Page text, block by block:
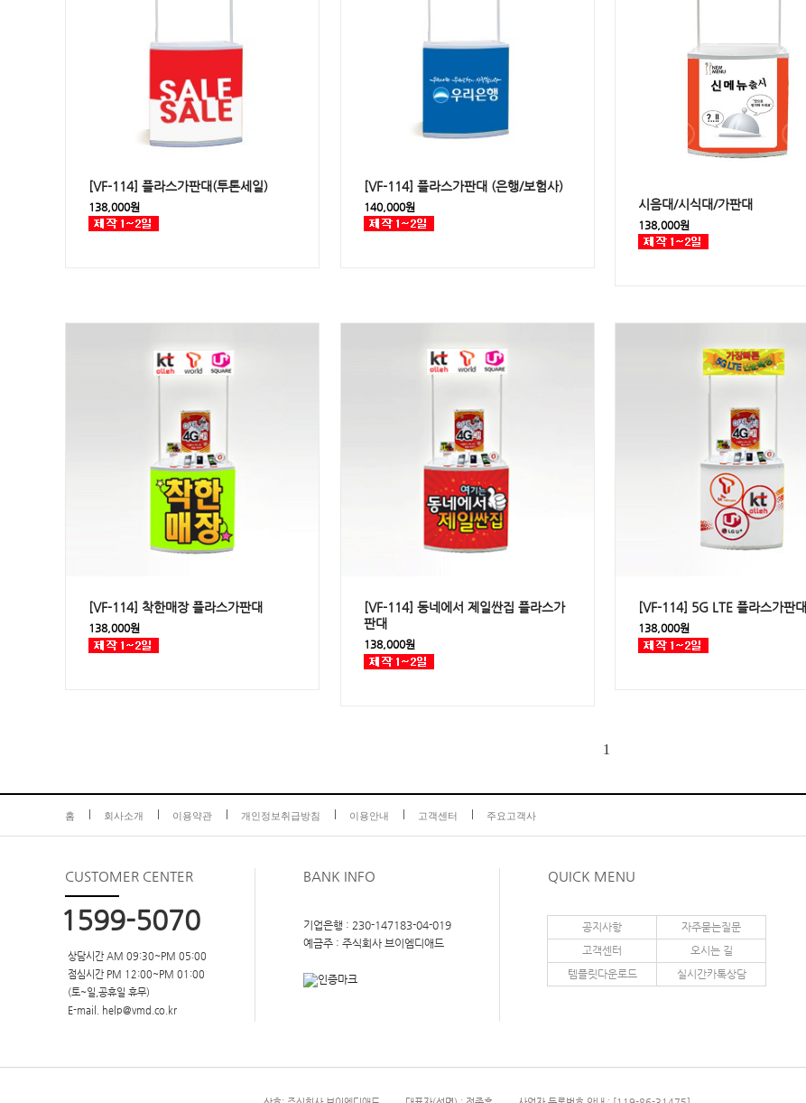
[VF-114] 플라스가판대(투톤세일)
138,000원
[VF-114] 플라스가판대 (은행/보험사)
140,000원 시음대/시식대/가판대
138,000원
[VF-114] 착한매장 플라스가판대
138,000원
[VF-114] 동네에서 제일싼집 플라스가
판대
138,000원
[VF-114] 5G LTE 플라스가판대
138,000원
1
홈 회사소개 이용약관 개인정보취급방침 이용안내 고객센터 주요고객사
CUSTOMER CENTER
1599-5070
상담시간 AM 09:30~PM 05:00
점심시간 PM 12:00~PM 01:00
(토~일,공휴일 휴무)
E-mail. help@vmd.co.kr
BANK INFO
기업은행 : 230-147183-04-019
예금주 : 주식회사 브이엠디애드
QUICK MENU
공지사항
자주묻는질문
고객센터
오시는 길
템플릿다운로드
실시간카톡상담